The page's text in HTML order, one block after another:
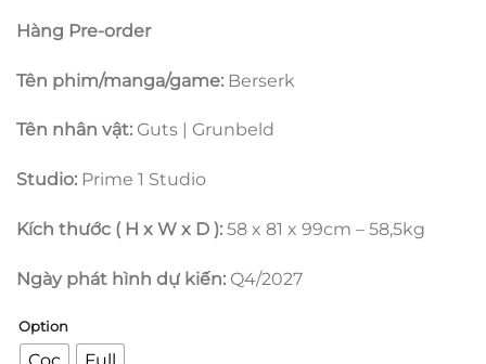
Hàng Pre-order
Tên phim/manga/game: Berserk
Tên nhân vật: Guts | Grunbeld
Studio: Prime 1 Studio
Kích thước ( H x W x D ): 58 x 81 x 99cm – 58,5kg
Ngày phát hình dự kiến: Q4/2027
Option